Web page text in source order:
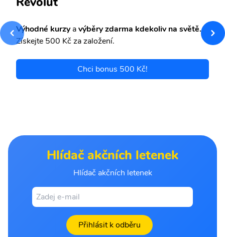
Výhodné kurzyavýběry zdarma kdekoliv na světě.
Získejte 500 Kč za založení.
Chci bonus 500 Kč!
Hlídač akčních letenek
Hlídač akčních letenek
Přihlásit k odběru